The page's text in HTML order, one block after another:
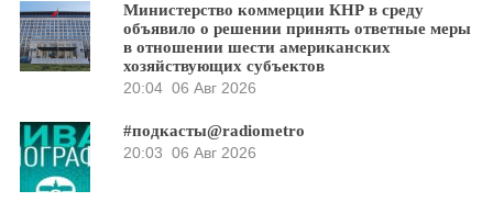
Министерство коммерции КНР в среду
объявило о решении принять ответные меры
в отношении шести американских
хозяйствующих субъектов
20:04 06 Авг 2026
#подкасты@radiometro
20:03 06 Авг 2026